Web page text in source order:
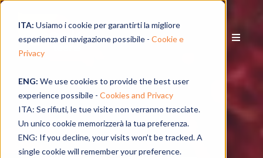
ITA: Usiamo i cookie per garantirti la migliore
esperienza di navigazione possibile - Cookie e
Privacy
ENG: We use cookies to provide the best user
experience possibile - Cookies and Privacy
ITA: Se rifiuti, le tue visite non verranno tracciate.
Un unico cookie memorizzerà la tua preferenza.
ENG: If you decline, your visits won’t be tracked. A
single cookie will remember your preference.